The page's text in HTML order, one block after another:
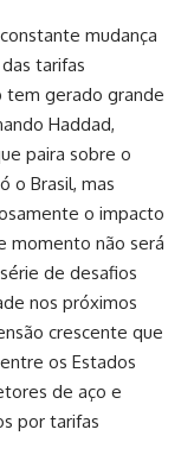
mudança
tarifas
tem gerado grande
Haddad,
paira sobre o
o Brasil, mas
o impacto
momento não será
de desafios
nos próximos
crescente que
os Estados
de aço e
por tarifas